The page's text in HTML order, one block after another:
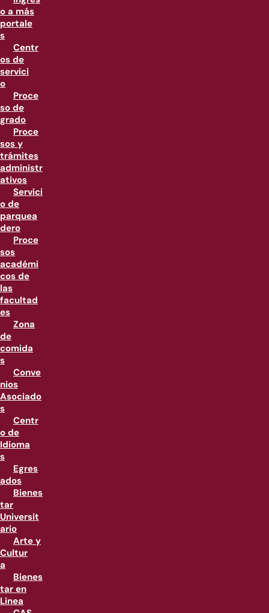
o a más
portale
s
Centr
os de
servici
o
Proce
so de
grado
Proce
sos y
trámites
administr
ativos
Servici
o de
parquea
dero
Proce
sos
académi
cos de
las
facultad
es
Zona
de
comida
s
Conve
nios
Asociado
s
Centr
o de
Idioma
s
Egres
ados
Bienes
tar
Universit
ario
Arte y
Cultur
a
Bienes
tar en
Linea